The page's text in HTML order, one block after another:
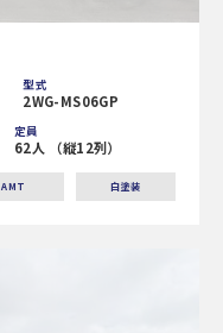
型式
2WG-MS06GP
定員
62人 （縦12列）
AMT 白塗装